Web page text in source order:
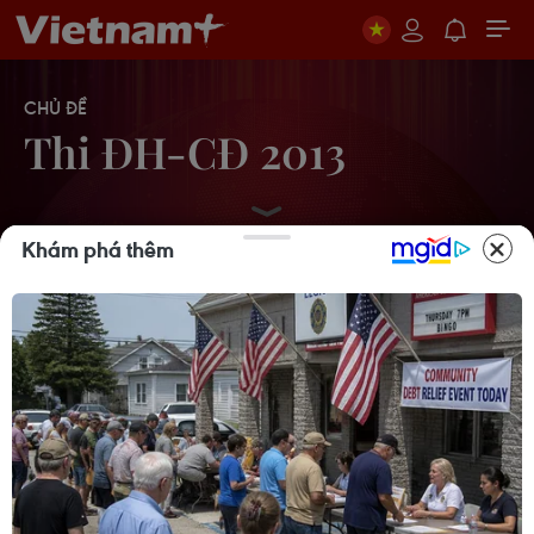
CHỦ ĐỀ
Thi ĐH-CĐ 2013
Hàng trăm nghìn thí sinh bắt đầu
cuộc đua xét tuyển
19/08/2013 07:04
Bộ Giáo dục Đào tạo "bật mí" cách
tính điểm sàn mới
Khám phá thêm